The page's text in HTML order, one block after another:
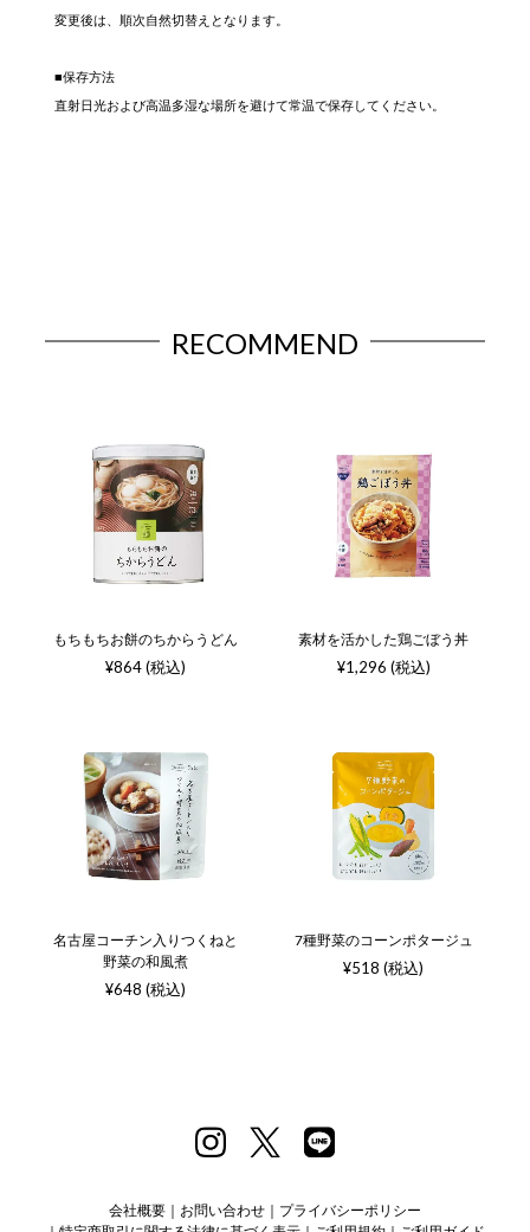
変更後は、順次自然切替えとなります。
■保存方法
直射日光および高温多湿な場所を避けて常温で保存してください。
RECOMMEND
もちもちお餅のちからうどん
¥864 (税込)
素材を活かした鶏ごぼう丼
¥1,296 (税込)
名古屋コーチン入りつくねと
野菜の和風煮
¥648 (税込)
7種野菜のコーンポタージュ
¥518 (税込)
会社概要 お問い合わせ
プライバシーポリシー